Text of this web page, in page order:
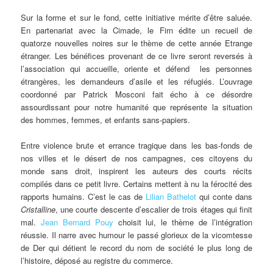
Sur la forme et sur le fond, cette initiative mérite d’être saluée.
En partenariat avec la Cimade, le Firn édite un recueil de
quatorze nouvelles noires sur le thème de cette année Etrange
étranger. Les bénéfices provenant de ce livre seront reversés à
l’association qui accueille, oriente et défend les personnes
étrangères, les demandeurs d’asile et les réfugiés. L’ouvrage
coordonné par Patrick Mosconi fait écho à ce désordre
assourdissant pour notre humanité que représente la situation
des hommes, femmes, et enfants sans-papiers.
Entre violence brute et errance tragique dans les bas-fonds de
nos villes et le désert de nos campagnes, ces citoyens du
monde sans droit, inspirent les auteurs des courts récits
compilés dans ce petit livre. Certains mettent à nu la férocité des
rapports humains. C’est le cas de Lilian Bathelotqui conte dans
Cristalline, une courte descente d’escalier de trois étages qui finit
mal. Jean Bernard Pouy choisit lui, le thème de l’intégration
réussie. Il narre avec humour le passé glorieux de la vicomtesse
de Der qui détient le record du nom de société le plus long de
l’histoire, déposé au registre du commerce.